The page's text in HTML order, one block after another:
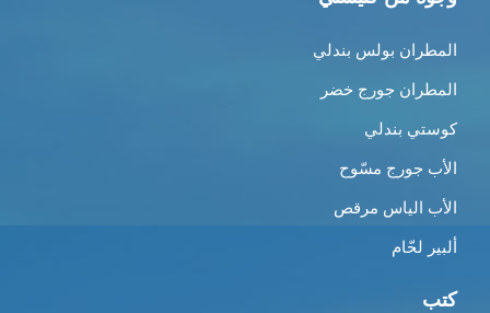
المطران بولس بندلي
المطران جورج خضر
كوستي بندلي
الأب جورج مسّوح
الأب الياس مرقص
ألبير لحّام
كتب